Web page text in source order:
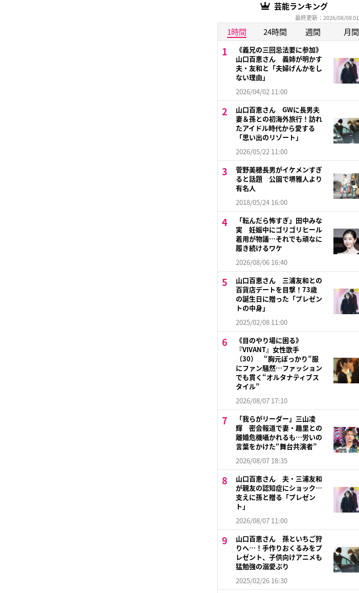
芸能ランキング
最終更新：2026/08/08
1時間 24時間 週間 月間
《義兄の三回忌法要に参加》
山口百恵さん 義姉が明かす
夫・友和と「夫婦げんかをし
ない理由」
2026/04/02 11:00
山口百恵さん GWに長男夫
妻＆孫との初海外旅行！訪れ
たアイドル時代から愛する
「思い出のリゾート」
2026/05/22 11:00
菅野美穂長男がイケメンすぎ
ると話題 公園で堺雅人より
有名人
2018/05/24 16:00
「転んだら怖すぎ」田中みな
実 妊娠中にゴリゴリヒール
着用が物議…それでも頑なに
履き続けるワケ
2026/08/06 16:40
山口百恵さん 三浦友和との
百貨店デートを目撃！73歳
の誕生日に贈った「プレゼン
トの中身」
2025/02/08 11:00
《目のやり場に困る》
『VIVANT』女性歌手
（30） “胸元ぽっかり”服
にファン騒然…ファッション
でも貫く“オルタナティブス
タイル”
2026/08/07 17:10
「我らがリーダー」三山凌
輝 密会報道で妻・趣里との
離婚危機囁かれるも…労いの
言葉をかけた“舞台共演者”
2026/08/07 18:35
山口百恵さん 夫・三浦友和
が親友の認知症にショック…
支えに孫と贈る「プレゼン
ト」
2026/08/07 11:00
山口百恵さん 孫といちご狩
りへ…！手作りおくるみをプ
レゼント、子供向けアニメも
猛勉強の溺愛ぶり
2025/02/26 16:30